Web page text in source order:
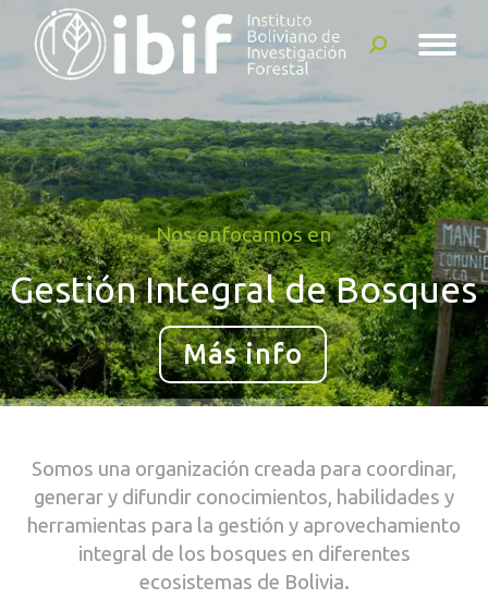
Buscar:
Nos enfocamos en
Gestión Integral de Bosques
Más info
Somos una organización creada para coordinar,
generar y difundir conocimientos, habilidades y
herramientas para la gestión y aprovechamiento
integral de los bosques en diferentes
ecosistemas de Bolivia.